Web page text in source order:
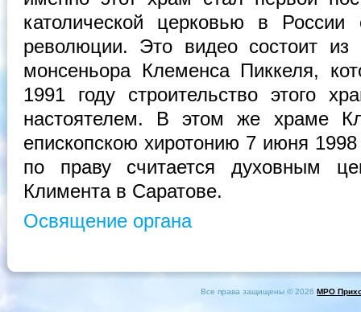
католической церковью в России
революции. Это видео состоит из
монсеньора Клеменса Пиккеля,
1991 году строительство этого
настоятелем. В этом же храме
епископскою хиротонию 7 июня
по праву считается духовным
Климента в Саратове.
Освящение органа
Все права защищены © 2026МРО